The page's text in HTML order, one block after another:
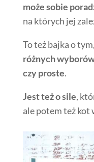
może sobie
na których jej
To też bajka o
różnych
czy proste.
Jest też o sile,
ale potem też kot